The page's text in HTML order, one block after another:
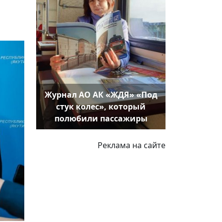
Журнал АО АК «ЖДЯ» «Под
стук колес», который
полюбили пассажиры
Реклама на сайте